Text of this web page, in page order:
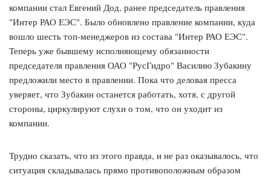
компании стал Евгений Дод, ранее председатель правления
"Интер РАО ЕЭС". Было обновлено правление компании, куда
вошло шесть топ-менеджеров из состава "Интер РАО ЕЭС".
Теперь уже бывшему исполняющему обязанности
председателя правления ОАО "РусГидро" Василию Зубакину
предложили место в правлении. Пока что деловая пресса
уверяет, что Зубакин останется работать, хотя, с другой
стороны, циркулируют слухи о том, что он уходит из
компании.
Трудно сказать, что из этого правда, и не раз оказывалось, что
ситуация складывалась прямо противоположным образом